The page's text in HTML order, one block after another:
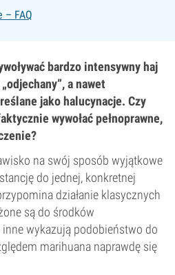
– FAQ
bardzo intensywny haj
a nawet
jako halucynacje. Czy
wywołać pełnoprawne,
na swój sposób wyjątkowe
do jednej, konkretnej
działanie klasycznych
są do środków
wykazują podobieństwo do
marihuana naprawdę się